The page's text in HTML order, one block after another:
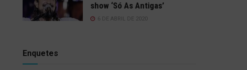
show ‘Só As Antigas’
6 DE ABRIL DE 2020
Enquetes